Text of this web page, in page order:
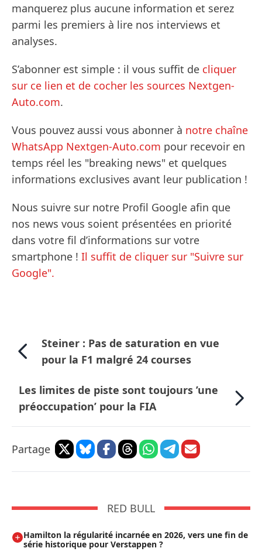
manquerez plus aucune information et serez
parmi les premiers à lire nos interviews et
analyses.
S’abonner est simple : il vous suffit de cliquer
sur ce lien et de cocher les sources Nextgen-
Auto.com.
Vous pouvez aussi vous abonner à notre chaîne
WhatsApp Nextgen-Auto.com pour recevoir en
temps réel les "breaking news" et quelques
informations exclusives avant leur publication !
Nous suivre sur notre Profil Google afin que
nos news vous soient présentées en priorité
dans votre fil d’informations sur votre
smartphone ! Il suffit de cliquer sur "Suivre sur
Google".
Steiner : Pas de saturation en vue
pour la F1 malgré 24 courses
Les limites de piste sont toujours ’une
préoccupation’ pour la FIA
Partage
RED BULL
Hamilton la régularité incarnée en 2026, vers une fin de
série historique pour Verstappen ?